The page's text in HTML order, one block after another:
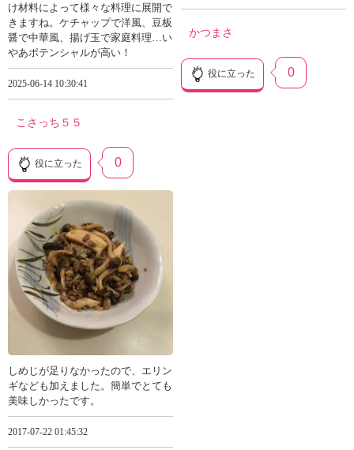
け材料によって様々な料理に展開で
きますね。ケチャップで洋風、豆板
醤で中華風、揚げ玉で家庭料理…い
やあポテンシャルが高い！
2025-06-14 10:30:41
こさっち５５
役に立った 0
かつまさ
役に立った 0
しめじが足りなかったので、エリン
ギなども加えました。簡単でとても
美味しかったです。
2017-07-22 01:45:32